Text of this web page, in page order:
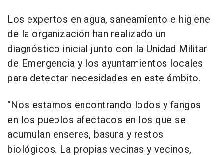
Los expertos en agua, saneamiento e higiene
de la organización han realizado un
diagnóstico inicial junto con la Unidad Militar
de Emergencia y los ayuntamientos locales
para detectar necesidades en este ámbito.
"Nos estamos encontrando lodos y fangos
en los pueblos afectados en los que se
acumulan enseres, basura y restos
biológicos. La propias vecinas y vecinos,